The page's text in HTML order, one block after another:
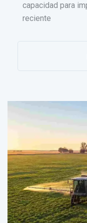
capacidad para
reciente